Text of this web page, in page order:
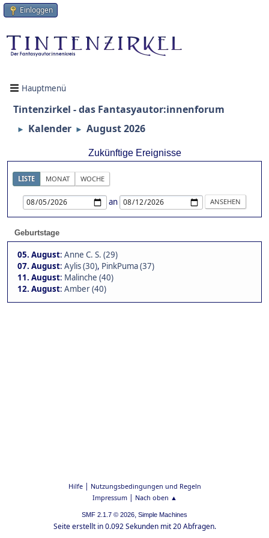
Einloggen
Hauptmenü
Tintenzirkel - das Fantasyautor:innenforum
► Kalender ► August 2026
Zukünftige Ereignisse
LISTE MONAT WOCHE
an
Geburtstage
05. August: Anne C. S. (29)
07. August: Aylis (30), PinkPuma (37)
11. August: Malinche (40)
12. August: Amber (40)
Hilfe| Nutzungsbedingungen und Regeln
Impressum| Nach oben ▲
SMF 2.1.7 © 2026, Simple Machines
Seite erstellt in 0.092 Sekunden mit 20 Abfragen.